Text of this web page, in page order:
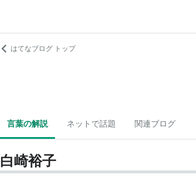
はてなブログ トップ
言葉の解説 ネットで話題 関連ブログ
白崎裕子